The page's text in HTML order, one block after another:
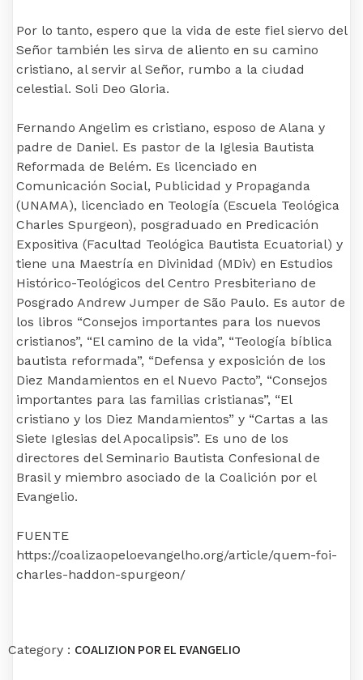
Por lo tanto, espero que la vida de este fiel siervo del
Señor también les sirva de aliento en su camino
cristiano, al servir al Señor, rumbo a la ciudad
celestial. Soli Deo Gloria.
Fernando Angelim es cristiano, esposo de Alana y
padre de Daniel. Es pastor de la Iglesia Bautista
Reformada de Belém. Es licenciado en
Comunicación Social, Publicidad y Propaganda
(UNAMA), licenciado en Teología (Escuela Teológica
Charles Spurgeon), posgraduado en Predicación
Expositiva (Facultad Teológica Bautista Ecuatorial) y
tiene una Maestría en Divinidad (MDiv) en Estudios
Histórico-Teológicos del Centro Presbiteriano de
Posgrado Andrew Jumper de São Paulo. Es autor de
los libros “Consejos importantes para los nuevos
cristianos”, “El camino de la vida”, “Teología bíblica
bautista reformada”, “Defensa y exposición de los
Diez Mandamientos en el Nuevo Pacto”, “Consejos
importantes para las familias cristianas”, “El
cristiano y los Diez Mandamientos” y “Cartas a las
Siete Iglesias del Apocalipsis”. Es uno de los
directores del Seminario Bautista Confesional de
Brasil y miembro asociado de la Coalición por el
Evangelio.
FUENTE
https://coalizaopeloevangelho.org/article/quem-foi-
charles-haddon-spurgeon/
Category : COALIZION POR EL EVANGELIO